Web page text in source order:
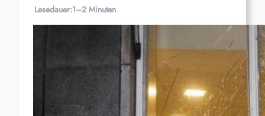
Lesedauer:1–2 Minuten